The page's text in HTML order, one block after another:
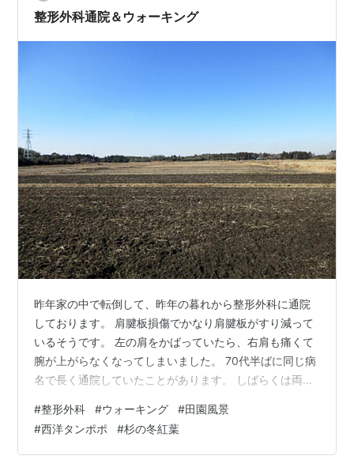
整形外科通院＆ウォーキング
昨年家の中で転倒して、昨年の暮れから整形外科に通院
しております。 肩腱板損傷でかなり肩腱板がすり減って
いるそうです。 左の肩をかばっていたら、右肩も痛くて
腕が上がらなくなってしまいました。 70代半ばに同じ病
名で長く通院していたことがあります。 しばらくは両肩
もに青空･･･って訳にはいきませんね。 今日は風が少しふ
いていますが穏やかな晴天になりました。 少しでも体力
を維持しなければ･･･そんな大げさなことではないです
#整形外科 #ウォーキング #田園風景
#西洋タンポポ #杉の冬紅葉